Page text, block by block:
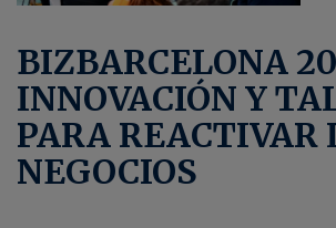
BIZBARCELONA
INNOVACIÓN Y
PARA REACTIVAR
NEGOCIOS